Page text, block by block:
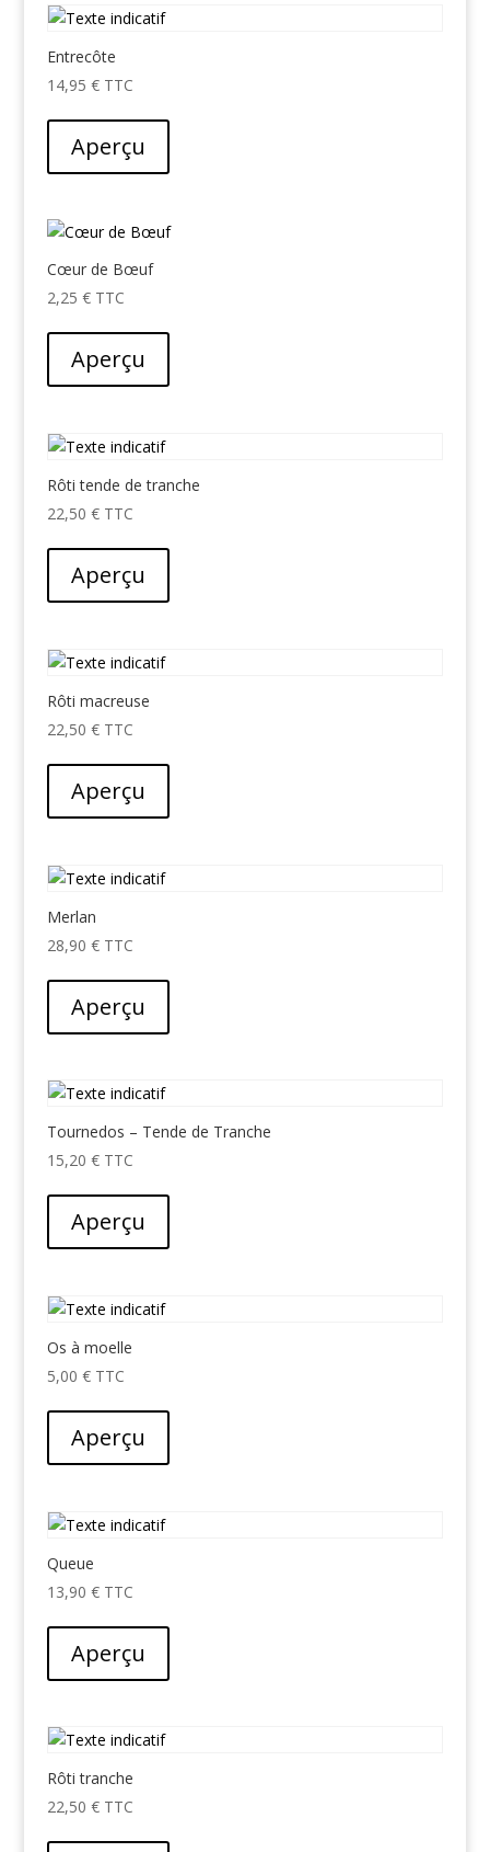
Entrecôte
14,95 €
Aperçu
Cœur de Bœuf
2,25 €
Aperçu
Rôti tende de tranche
22,50 €
Aperçu
Rôti macreuse
22,50 €
Aperçu
Merlan
28,90 €
Aperçu
Tournedos – Tende de Tranche
15,20 €
Aperçu
Os à moelle
5,00 €
Aperçu
Queue
13,90 €
Aperçu
Rôti tranche
22,50 €